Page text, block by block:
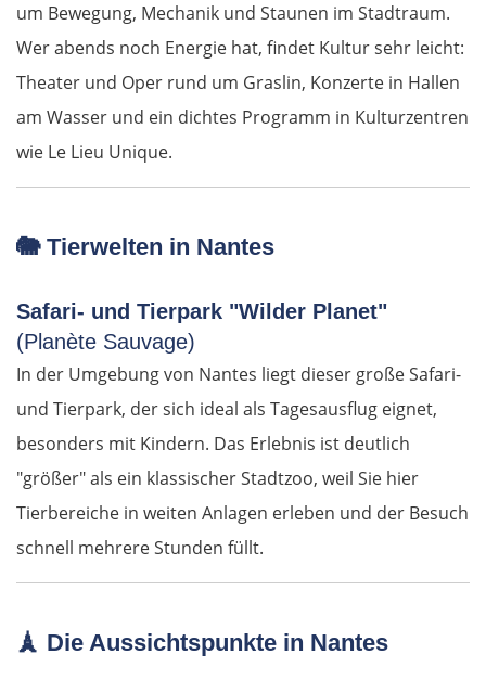
um Bewegung, Mechanik und Staunen im Stadtraum.
Wer abends noch Energie hat, findet Kultur sehr leicht:
Theater und Oper rund um Graslin, Konzerte in Hallen
am Wasser und ein dichtes Programm in Kulturzentren
wie Le Lieu Unique.
🐘Tierwelten in Nantes
Safari- und Tierpark "Wilder Planet"
(Planète Sauvage)
In der Umgebung von Nantes liegt dieser große Safari-
und Tierpark, der sich ideal als Tagesausflug eignet,
besonders mit Kindern. Das Erlebnis ist deutlich
"größer" als ein klassischer Stadtzoo, weil Sie hier
Tierbereiche in weiten Anlagen erleben und der Besuch
schnell mehrere Stunden füllt.
🗼 Die Aussichtspunkte in Nantes
Thessaloniki
Katerini
Elassona
Karditsa
Lamia
Livanates
Chalkida
Athen